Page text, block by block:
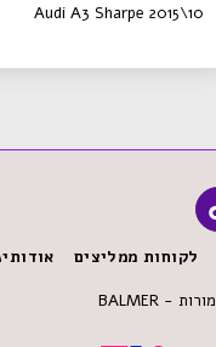
Audi A3 Sharpe 2015\10
לקוחות ממליצים
BALMER